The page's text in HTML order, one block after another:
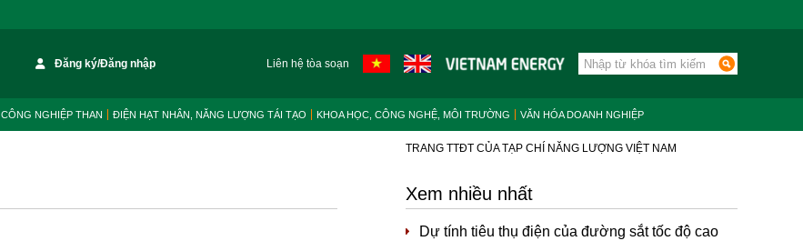
Đăng ký/Đăng nhập Liên hệ tòa soạn
CÔNG NGHIỆP THAN ĐIỆN HẠT NHÂN, NĂNG LƯỢNG TÁI TẠO KHOA HỌC, CÔNG NGHỆ, MÔI TRƯỜNG VĂN HÓA DOANH NGHIỆP
TRANG TTĐT CỦA TẠP CHÍ NĂNG LƯỢNG VIỆT NAM
Xem nhiều nhất
Dự tính tiêu thụ điện của đường sắt tốc độ cao